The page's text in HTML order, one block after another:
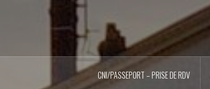
CNI/PASSEPORT – PRISE DE RDV